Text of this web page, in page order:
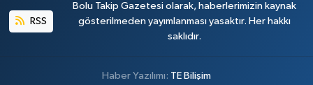
RSS
Bolu Takip Gazetesi olarak, haberlerimizin kaynak
gösterilmeden yayımlanması yasaktır. Her hakkı
saklıdır.
Haber Yazılımı: TE Bilişim